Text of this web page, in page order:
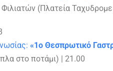
(Πλατεία
«1ο Θεσπρωτικό
στο ποτάμι) | 21.00